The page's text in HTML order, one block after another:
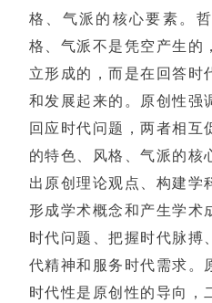
格、气派的核心要素。
格、气派不是凭空产生的
立形成的，而是在回答时
和发展起来的。原创性强
回应时代问题，两者相互
的特色、风格、气派的核
出原创理论观点、构建学
形成学术概念和产生学术
时代问题、把握时代脉搏
代精神和服务时代需求。
时代性是原创性的导向，